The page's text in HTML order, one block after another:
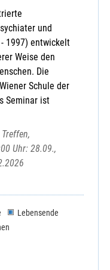
und
1997) entwickelt
Weise den
Die
Schule der
Seminar ist
Uhr: 28.09.,
Lebensende